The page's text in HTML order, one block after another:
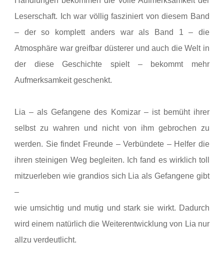
Leserschaft. Ich war völlig fasziniert von diesem Band
– der so komplett anders war als Band 1 – die
Atmosphäre war greifbar düsterer und auch die Welt in
der diese Geschichte spielt – bekommt mehr
Aufmerksamkeit geschenkt.
Lia – als Gefangene des Komizar – ist bemüht ihrer
selbst zu wahren und nicht von ihm gebrochen zu
werden. Sie findet Freunde – Verbündete – Helfer die
ihren steinigen Weg begleiten. Ich fand es wirklich toll
mitzuerleben wie grandios sich Lia als Gefangene gibt
–
wie umsichtig und mutig und stark sie wirkt. Dadurch
wird einem natürlich die Weiterentwicklung von Lia nur
allzu verdeutlicht.